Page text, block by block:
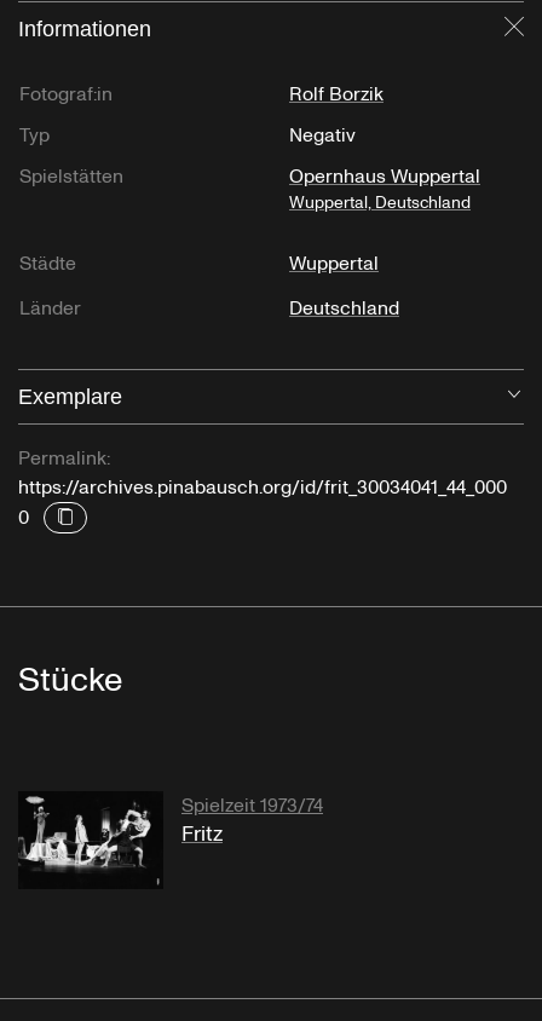
Informationen
Fotograf:in
Rolf Borzik
Typ
Negativ
Spielstätten
Opernhaus Wuppertal
Wuppertal, Deutschland
Städte
Wuppertal
Länder
Deutschland
Exemplare
Permalink:
https://archives.pinabausch.org/id/frit_30034041_44_000
0
Stücke
Spielzeit 1973/74
Fritz